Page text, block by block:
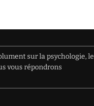
sur la psychologie, le
vous répondrons